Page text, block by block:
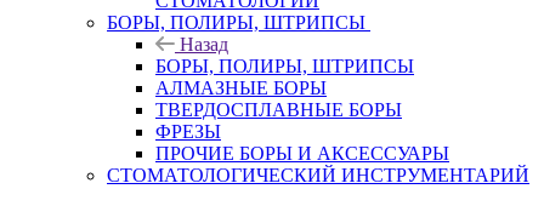
БОРЫ, ПОЛИРЫ, ШТРИПСЫ
Назад
БОРЫ, ПОЛИРЫ, ШТРИПСЫ
АЛМАЗНЫЕ БОРЫ
ТВЕРДОСПЛАВНЫЕ БОРЫ
ФРЕЗЫ
ПРОЧИЕ БОРЫ И АКСЕССУАРЫ
СТОМАТОЛОГИЧЕСКИЙ ИНСТРУМЕНТАРИЙ